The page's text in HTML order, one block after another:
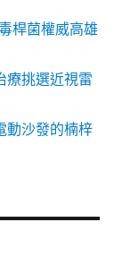
桿菌權威高雄
療挑選近視雷
動沙發的楠梓